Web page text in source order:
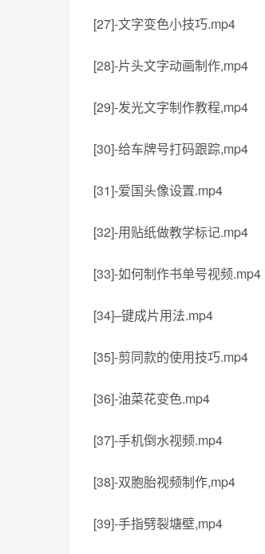
[27]-文字变色小技巧.mp4
[28]-片头文字动画制作,mp4
[29]-发光文字制作教程,mp4
[30]-给车牌号打码跟踪,mp4
[31]-爱国头像设置.mp4
[32]-用贴纸做教学标记.mp4
[33]-如何制作书单号视频.mp4
[34]–键成片用法.mp4
[35]-剪同款的使用技巧.mp4
[36]-油菜花变色.mp4
[37]-手机倒水视频.mp4
[38]-双胞胎视频制作,mp4
[39]-手指劈裂塘壁,mp4